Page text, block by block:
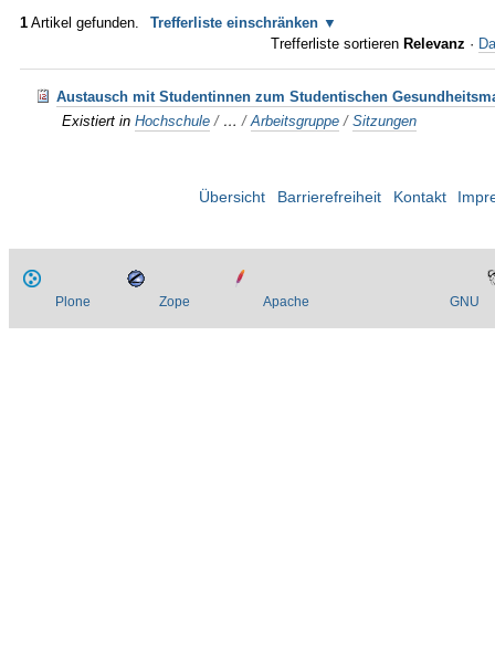
1 Artikel gefunden.
Trefferliste einschränken
Trefferliste sortieren Relevanz ·
Austausch mit Studentinnen zum Studentischen
Existiert in Hochschule / …/Arbeitsgruppe /Sitzungen
Übersicht Barrierefreiheit Kontakt
Plone Zope Apache GNU